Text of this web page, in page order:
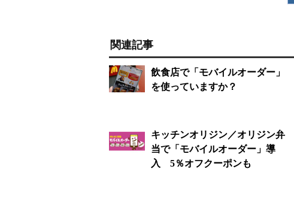
関連記事
飲食店で「モバイルオーダー」
を使っていますか？
キッチンオリジン／オリジン弁
当で「モバイルオーダー」導
入 5％オフクーポンも